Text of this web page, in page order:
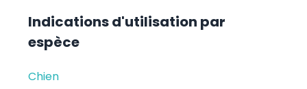
Indications d'utilisation par
espèce
Chien